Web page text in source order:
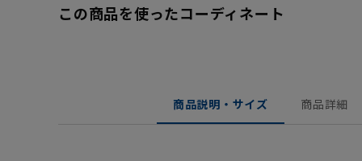
この商品を使ったコーディネート
商品説明・サイズ 商品詳細